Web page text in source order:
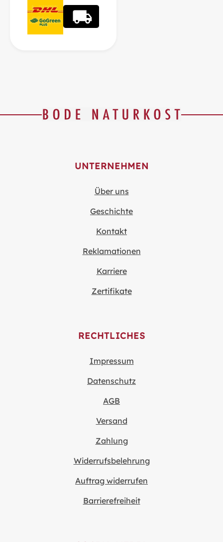
UNTERNEHMEN
Über uns
Geschichte
Kontakt
Reklamationen
Karriere
Zertifikate
RECHTLICHES
Impressum
Datenschutz
AGB
Versand
Zahlung
Widerrufsbelehrung
Auftrag widerrufen
Barrierefreiheit